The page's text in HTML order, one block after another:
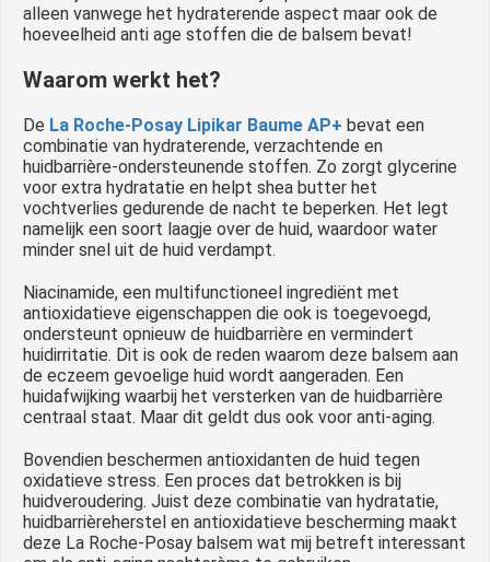
alleen vanwege het hydraterende aspect maar ook de
hoeveelheid anti age stoffen die de balsem bevat!
Waarom werkt het?
De La Roche-Posay Lipikar Baume AP+ bevat een
combinatie van hydraterende, verzachtende en
huidbarrière-ondersteunende stoffen. Zo zorgt glycerine
voor extra hydratatie en helpt shea butter het
vochtverlies gedurende de nacht te beperken. Het legt
namelijk een soort laagje over de huid, waardoor water
minder snel uit de huid verdampt.
Niacinamide, een multifunctioneel ingrediënt met
antioxidatieve eigenschappen die ook is toegevoegd,
ondersteunt opnieuw de huidbarrière en vermindert
huidirritatie. Dit is ook de reden waarom deze balsem aan
de eczeem gevoelige huid wordt aangeraden. Een
huidafwijking waarbij het versterken van de huidbarrière
centraal staat. Maar dit geldt dus ook voor anti-aging.
Bovendien beschermen antioxidanten de huid tegen
oxidatieve stress. Een proces dat betrokken is bij
huidveroudering. Juist deze combinatie van hydratatie,
huidbarrièreherstel en antioxidatieve bescherming maakt
deze La Roche-Posay balsem wat mij betreft interessant